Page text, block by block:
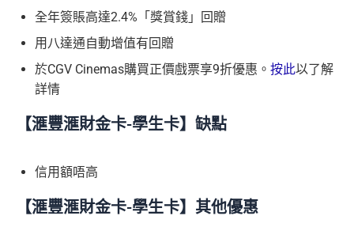
全年簽賬高達2.4%「獎賞錢」回贈
用八達通自動增值有回贈
於CGV Cinemas購買正價戲票享9折優惠。 按此以了解
詳情
【滙豐滙財金卡-學生卡】缺點
信用額唔高
【滙豐滙財金卡-學生卡】其他優惠